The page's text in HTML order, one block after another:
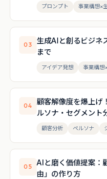
プロンプト 事業構想×
03
生成AIと創るビジネ
まで
アイデア発想 事業構想
04
顧客解像度を爆上げ
ルソナ・セグメント
顧客分析 ペルソナ
05
AIと磨く価値提案：
由」の作り方